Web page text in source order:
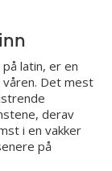
latin, er en
Det mest
derav
i en vakker
på